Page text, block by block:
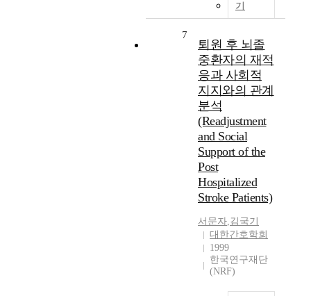
기
7
퇴원 후 뇌졸
중환자의 재적
응과 사회적
지지와의 관계
분석
(Readjustment
and Social
Support of the
Post
Hospitalized
Stroke Patients)
서문자,김국기
대한간호학회
1999
한국연구재단
(NRF)